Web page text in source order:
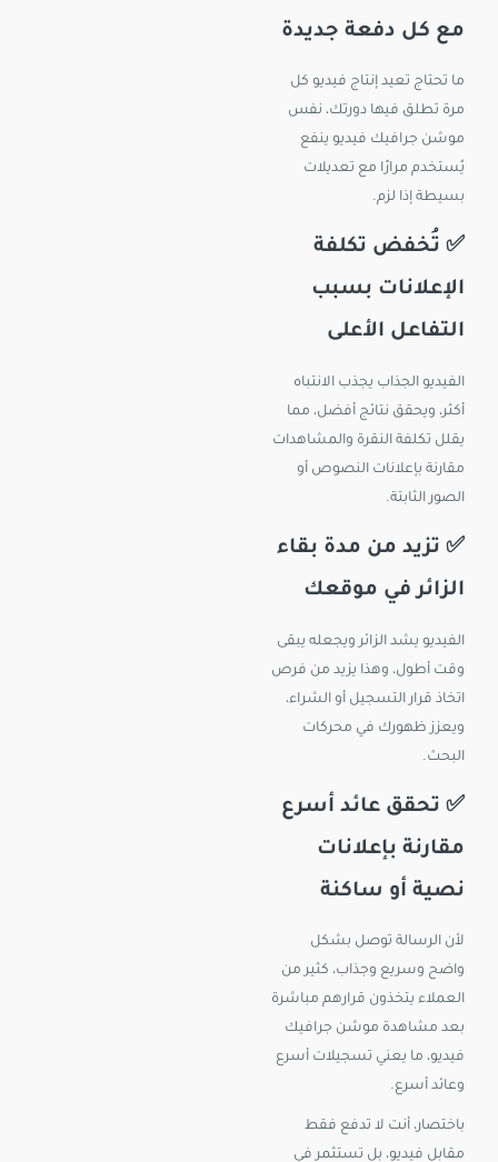
مع كل دفعة جديدة
ما تحتاج تعيد إنتاج فيديو كل
مرة تطلق فيها دورتك، نفس
موشن جرافيك فيديو ينفع
يُستخدم مرارًا مع تعديلات
بسيطة إذا لزم.
✅ تُخفض تكلفة
الإعلانات بسبب
التفاعل الأعلى
الفيديو الجذاب يجذب الانتباه
أكثر، ويحقق نتائج أفضل، مما
يقلل تكلفة النقرة والمشاهدات
مقارنة بإعلانات النصوص أو
الصور الثابتة.
✅ تزيد من مدة بقاء
الزائر في موقعك
الفيديو يشد الزائر ويجعله يبقى
وقت أطول، وهذا يزيد من فرص
اتخاذ قرار التسجيل أو الشراء،
ويعزز ظهورك في محركات
البحث.
✅ تحقق عائد أسرع
مقارنة بإعلانات
نصية أو ساكنة
لأن الرسالة توصل بشكل
واضح وسريع وجذاب، كثير من
العملاء يتخذون قرارهم مباشرة
بعد مشاهدة موشن جرافيك
فيديو، ما يعني تسجيلات أسرع
وعائد أسرع.
باختصار، أنت لا تدفع فقط
مقابل فيديو، بل تستثمر في